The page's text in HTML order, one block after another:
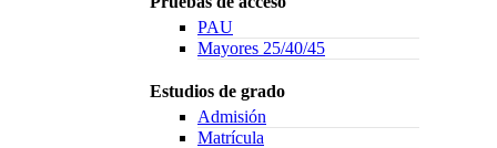
PAU
Mayores 25/40/45
Estudios de grado
Admisión
Matrícula